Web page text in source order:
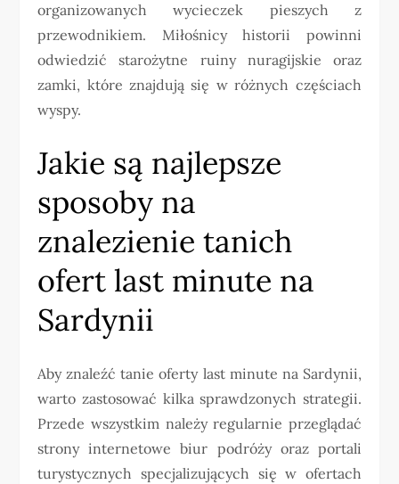
organizowanych wycieczek pieszych z
przewodnikiem. Miłośnicy historii powinni
odwiedzić starożytne ruiny nuragijskie oraz
zamki, które znajdują się w różnych częściach
wyspy.
Jakie są najlepsze
sposoby na
znalezienie tanich
ofert last minute na
Sardynii
Aby znaleźć tanie oferty last minute na Sardynii,
warto zastosować kilka sprawdzonych strategii.
Przede wszystkim należy regularnie przeglądać
strony internetowe biur podróży oraz portali
turystycznych specjalizujących się w ofertach